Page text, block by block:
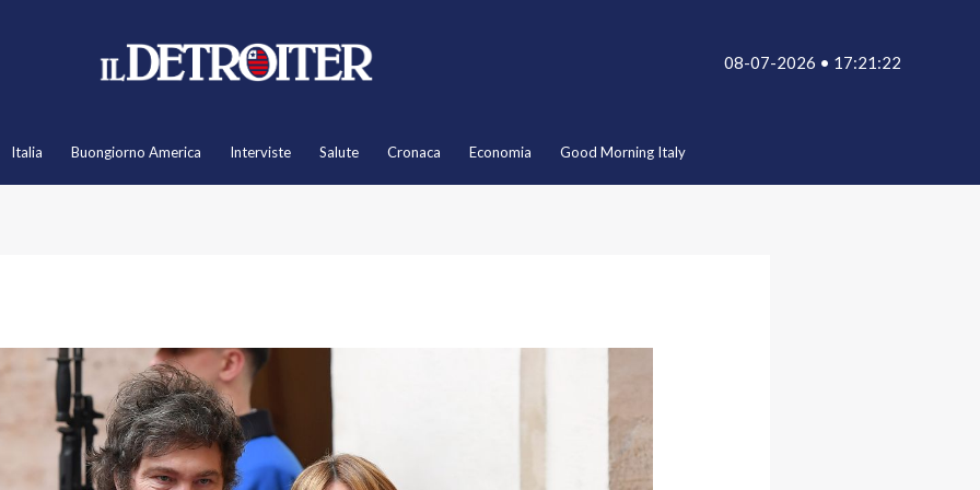
08-07-2026 • 17:21:22
Italia Buongiorno America Interviste Salute Cronaca Economia Good Morning Italy